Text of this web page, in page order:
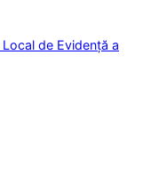
de Evidență a